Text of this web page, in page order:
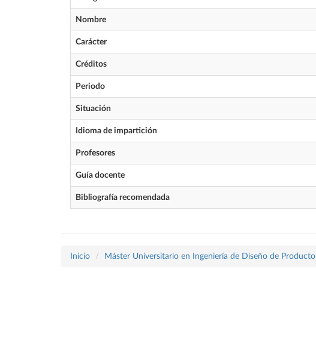
Nombre
Carácter
Créditos
Periodo
Situación
Idioma de impartición
Profesores
Guía docente
Bibliografía recomendada
Inicio Máster Universitario en Ingeniería de Diseño de Producto